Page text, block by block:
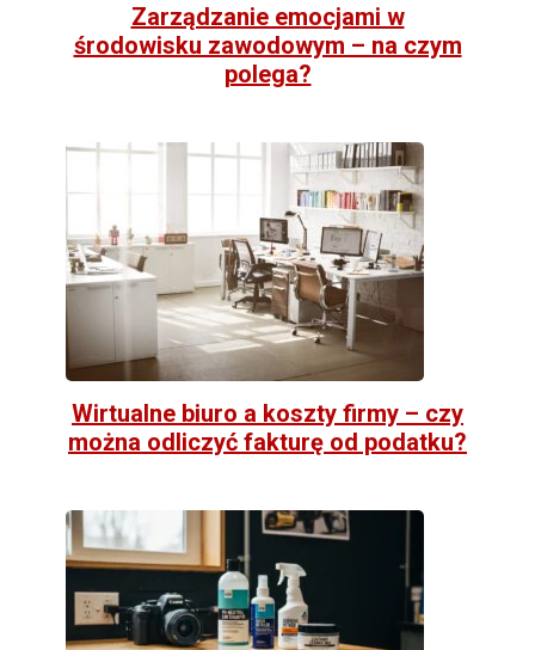
Zarządzanie emocjami w
środowisku zawodowym – na czym
polega?
Wirtualne biuro a koszty firmy – czy
można odliczyć fakturę od podatku?